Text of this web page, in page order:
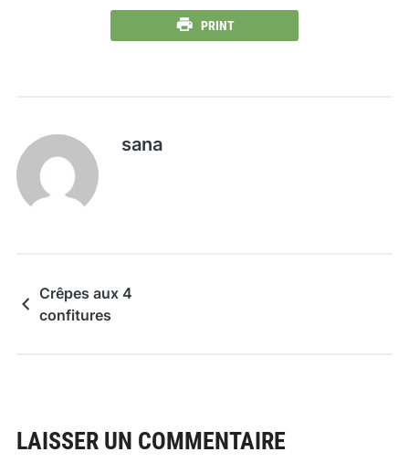
PRINT
sana
Crêpes aux 4
confitures
LAISSER UN COMMENTAIRE